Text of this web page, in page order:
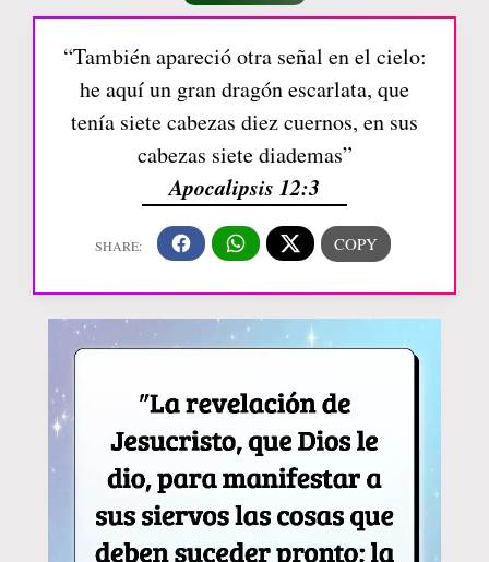
“También apareció otra señal en el cielo:
he aquí un gran dragón escarlata, que
tenía siete cabezas diez cuernos, en sus
cabezas siete diademas”
Apocalipsis 12:3